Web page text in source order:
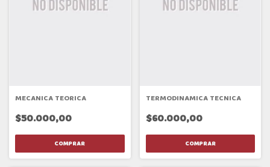
MECANICA TEORICA
$50.000,00
TERMODINAMICA TECNICA
$60.000,00